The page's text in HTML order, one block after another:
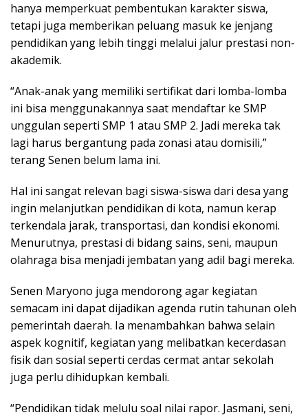
hanya memperkuat pembentukan karakter siswa,
tetapi juga memberikan peluang masuk ke jenjang
pendidikan yang lebih tinggi melalui jalur prestasi non-
akademik.
“Anak-anak yang memiliki sertifikat dari lomba-lomba
ini bisa menggunakannya saat mendaftar ke SMP
unggulan seperti SMP 1 atau SMP 2. Jadi mereka tak
lagi harus bergantung pada zonasi atau domisili,”
terang Senen belum lama ini.
Hal ini sangat relevan bagi siswa-siswa dari desa yang
ingin melanjutkan pendidikan di kota, namun kerap
terkendala jarak, transportasi, dan kondisi ekonomi.
Menurutnya, prestasi di bidang sains, seni, maupun
olahraga bisa menjadi jembatan yang adil bagi mereka.
Senen Maryono juga mendorong agar kegiatan
semacam ini dapat dijadikan agenda rutin tahunan oleh
pemerintah daerah. Ia menambahkan bahwa selain
aspek kognitif, kegiatan yang melibatkan kecerdasan
fisik dan sosial seperti cerdas cermat antar sekolah
juga perlu dihidupkan kembali.
“Pendidikan tidak melulu soal nilai rapor. Jasmani, seni,